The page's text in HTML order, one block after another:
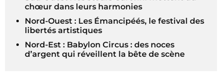
chœur dans leurs harmonies
Nord-Ouest : Les Émancipéés, le festival des
libertés artistiques
Nord-Est : Babylon Circus : des noces
d’argent qui réveillent la bête de scène